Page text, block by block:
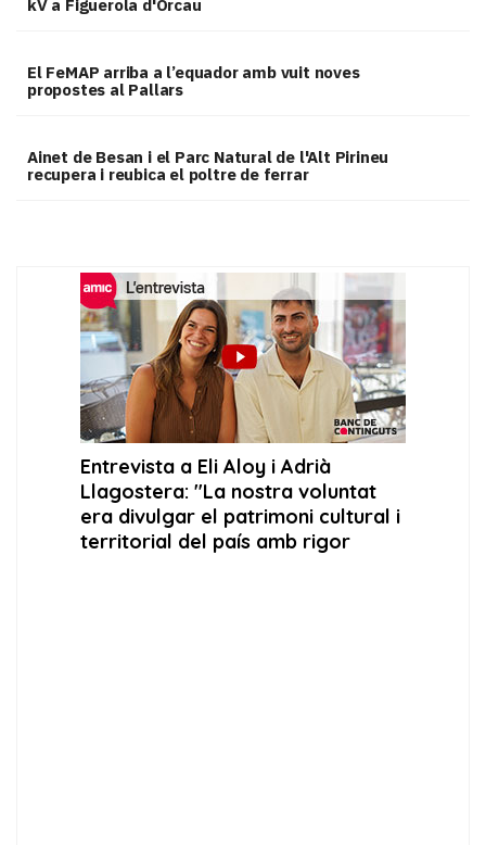
kV a Figuerola d'Orcau
El FeMAP arriba a l’equador amb vuit noves
propostes al Pallars
Ainet de Besan i el Parc Natural de l'Alt Pirineu
recupera i reubica el poltre de ferrar